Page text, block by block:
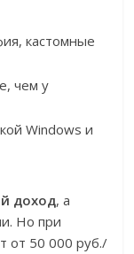
кастомные
чем у
Windows и
доход, а
Но при
от 50 000 руб./